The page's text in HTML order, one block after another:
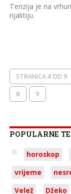
Tenzija je na
rijalitiju.
STRANICA 4 OD 9
8
9
POPULARNE
horoskop
vrijeme
Velež
Džeko